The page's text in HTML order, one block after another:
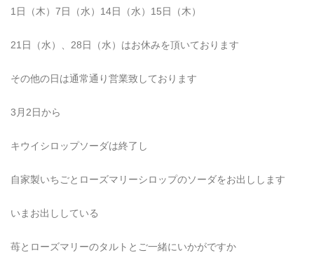
1日（木）7日（水）14日（水）15日（木）
21日（水）、28日（水）はお休みを頂いております
その他の日は通常通り営業致しております
3月2日から
キウイシロップソーダは終了し
自家製いちごとローズマリーシロップのソーダをお出しします
いまお出ししている
苺とローズマリーのタルトとご一緒にいかがですか